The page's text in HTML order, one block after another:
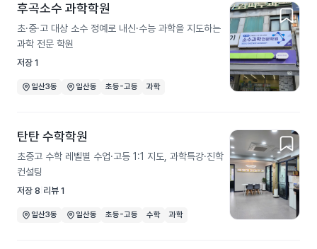
후곡소수 과학학원
초·중·고 대상 소수 정예로 내신·수능 과학을 지도하는
과학 전문 학원
저장 1
일산3동 일산동 초등-고등 과학
탄탄 수학학원
초중고 수학 레벨별 수업·고등 1:1 지도, 과학특강·진학
컨설팅
저장 8 리뷰 1
일산3동 일산동 초등-고등 수학 과학